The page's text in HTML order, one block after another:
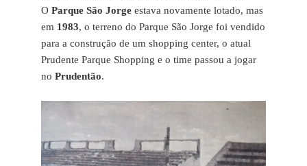
O Parque São Jorgeestava novamente lotado, mas
em 1983, o terreno do Parque São Jorge foi vendido
para a construção de um shopping center, o atual
Prudente Parque Shopping e o time passou a jogar
no Prudentão.